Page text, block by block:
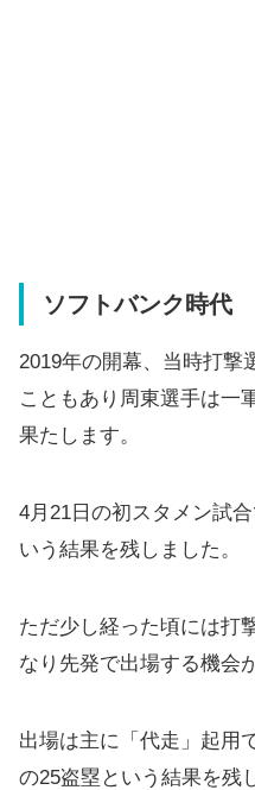
ソフトバンク時代
2019年の開幕、当時打撃
こともあり周東選手は一
果たします。
4月21日の初スタメン試
いう結果を残しました。
ただ少し経った頃には打
なり先発で出場する機会
出場は主に「代走」起用
の25盗塁という結果を残